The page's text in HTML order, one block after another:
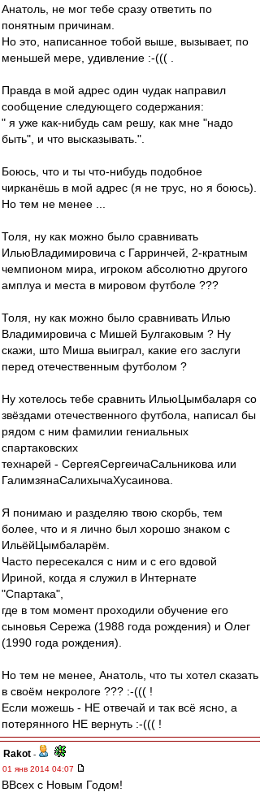
Анатоль, не мог тебе сразу ответить по
понятным причинам.
Но это, написанное тобой выше, вызывает, по
меньшей мере, удивление :-((( .
Правда в мой адрес один чудак направил
сообщение следующего содержания:
" я уже как-нибудь сам решу, как мне "надо
быть", и что высказывать.".
Боюсь, что и ты что-нибудь подобное
чирканёшь в мой адрес (я не трус, но я боюсь).
Но тем не менее ...
Толя, ну как можно было сравнивать
ИльюВладимировича с Гарринчей, 2-кратным
чемпионом мира, игроком абсолютно другого
амплуа и места в мировом футболе ???
Толя, ну как можно было сравнивать Илью
Владимировича с Мишей Булгаковым ? Ну
скажи, што Миша выиграл, какие его заслуги
перед отечественным футболом ?
Ну хотелось тебе сравнить ИльюЦымбаларя со
звёздами отечественного футбола, написал бы
рядом с ним фамилии гениальных
спартаковских
технарей - СергеяСергеичаСальникова или
ГалимзянаСалихычаХусаинова.
Я понимаю и разделяю твою скорбь, тем
более, что и я лично был хорошо знаком с
ИльёйЦымбаларём.
Часто пересекался с ним и с его вдовой
Ириной, когда я служил в Интернате
"Спартака",
где в том момент проходили обучение его
сыновья Сережа (1988 года рождения) и Олег
(1990 года рождения).
Но тем не менее, Анатоль, что ты хотел сказать
в своём некрологе ??? :-((( !
Если можешь - НЕ отвечай и так всё ясно, а
потерянного НЕ вернуть :-((( !
Rakot -
01 янв 2014 04:07
ВВсех с Новым Годом!